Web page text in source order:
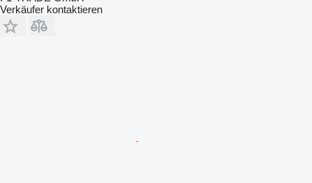
Verkäufer kontaktieren